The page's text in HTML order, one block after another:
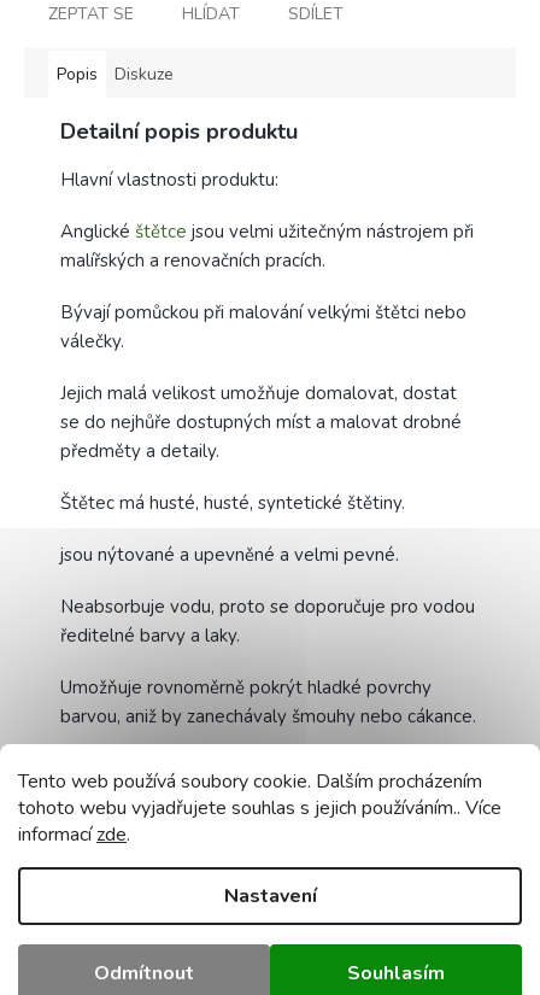
Tento web používá soubory cookie. Dalším procházením
tohoto webu vyjadřujete souhlas s jejich používáním.. Více
informacízde.
Nastavení
Odmítnout Souhlasím
ZEPTAT SE HLÍDAT SDÍLET
Popis Diskuze
Detailní popis produktu
Hlavní vlastnosti produktu:
Anglické štětce jsou velmi užitečným nástrojem při
malířských a renovačních pracích.
Bývají pomůckou při malování velkými štětci nebo
válečky.
Jejich malá velikost umožňuje domalovat, dostat
se do nejhůře dostupných míst a malovat drobné
předměty a detaily.
Štětec má husté, husté, syntetické štětiny.
jsou nýtované a upevněné a velmi pevné.
Neabsorbuje vodu, proto se doporučuje pro vodou
ředitelné barvy a laky.
Umožňuje rovnoměrně pokrýt hladké povrchy
barvou, aniž by zanechávaly šmouhy nebo cákance.
Štětiny jsou orámovány kovovým pouzdrem a
upevněny na dřevěné rukojeti.
Materiál: syntetické štětiny, kov, dřevo Šířka štětin:
75 mm